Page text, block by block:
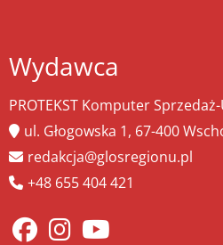
Wydawca
PROTEKST Komputer
ul. Głogowska 1, 67-400
redakcja@glosregionu.pl
+48 655 404 421